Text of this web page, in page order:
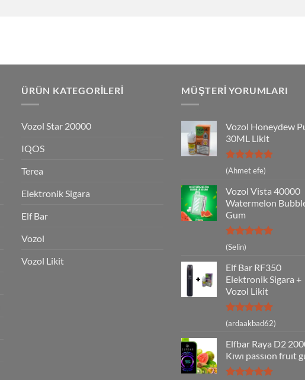
ÜRÜN KATEGORILERI
Vozol Star 20000
IQOS
Terea
Elektronik Sigara
Elf Bar
Vozol
Vozol Likit
MÜŞTERI YORUMLARI
Vozol Honeydew
30ML Likit
5 üzerinden
5
(Ahmet efe)
Vozol Vista 40000
Watermelon
Gum
5 üzerinden
5
oy aldı
(Selin)
Elf Bar RF350
Elektronik Sigara +
Vozol Likit
5 üzerinden
5
(ardaakbad62)
Elfbar Raya D2
Kıwı passıon fruıt